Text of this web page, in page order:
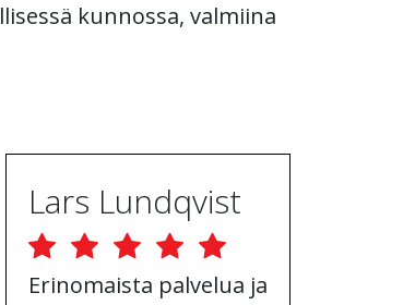
kunnossa, valmiina
Lars Lundqvist
Erinomaista palvelua ja